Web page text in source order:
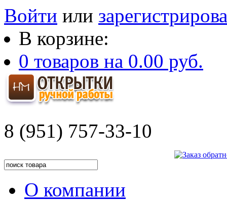
Войти или
В корзине:
0 товаров на 0.00 руб.
8 (951) 757-33-10
О компании